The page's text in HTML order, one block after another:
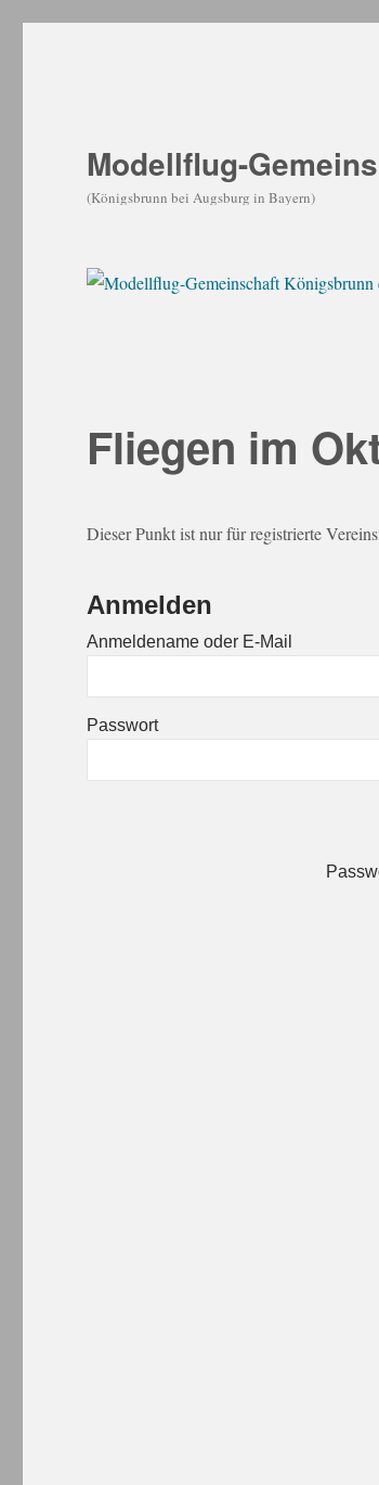
Modellflug-
(Königsbrunn bei Augsburg in Bayern)
Fliegen im
Dieser Punkt ist nur für registrierte
Anmelden
Anmeldename oder E-Mail
Passwort